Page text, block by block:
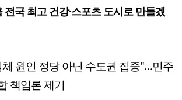
전국 최고 건강·스포츠 도시로 만들겠
원인 정당 아닌 수도권 집중"…민주
책임론 제기